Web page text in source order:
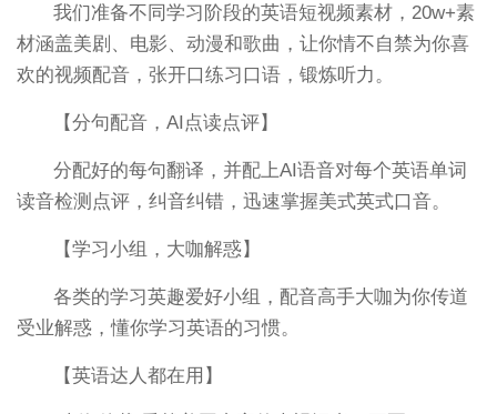
我们准备不同学习阶段的英语短视频素材，20w+素
材涵盖美剧、电影、动漫和歌曲，让你情不自禁为你喜
欢的视频配音，张开口练习口语，锻炼听力。
【分句配音，AI点读点评】
分配好的每句翻译，并配上AI语音对每个英语单词
读音检测点评，纠音纠错，迅速掌握美式英式口音。
【学习小组，大咖解惑】
各类的学习英趣爱好小组，配音高手大咖为你传道
受业解惑，懂你学习英语的习惯。
【英语达人都在用】